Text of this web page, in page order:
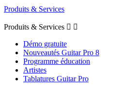
Produits & Services
Produits & Services  
Démo gratuite
Nouveautés Guitar Pro 8
Programme éducation
Artistes
Tablatures Guitar Pro